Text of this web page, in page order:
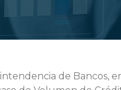
de Bancos,